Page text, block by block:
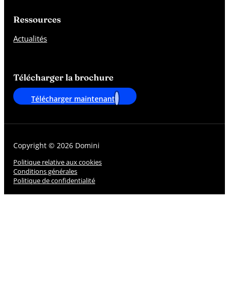
Ressources
Actualités
Télécharger la brochure
Télécharger maintenant
Copyright © 2026 Domini
Politique relative aux cookies
Conditions générales
Politique de confidentialité